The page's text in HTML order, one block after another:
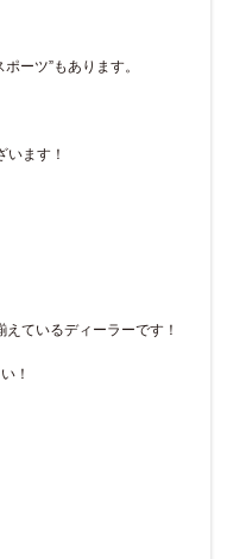
ーツ”もあります。
ます！
ているディーラーです！
！